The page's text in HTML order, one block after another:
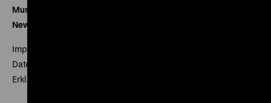
Museumsverein
Newsletter
Impressum
Datenschutz
Erklärung digitale Barrierefreiheit